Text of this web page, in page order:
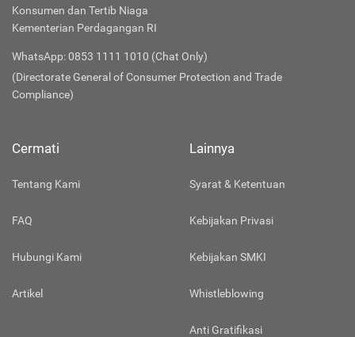
Konsumen dan Tertib Niaga
Kementerian Perdagangan RI
WhatsApp: 0853 1111 1010 (Chat Only)
(Directorate General of Consumer Protection and Trade
Compliance)
Cermati
Tentang Kami
FAQ
Hubungi Kami
Artikel
Lainnya
Syarat & Ketentuan
Kebijakan Privasi
Kebijakan SMKI
Whistleblowing
Anti Gratifikasi